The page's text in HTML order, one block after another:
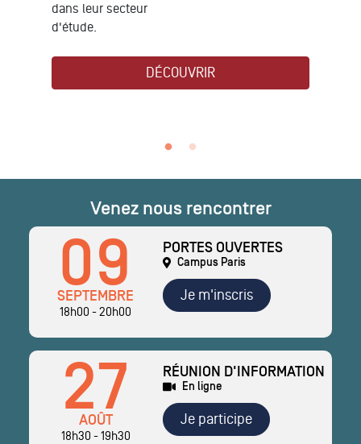
dans leur secteur
d'étude.
DÉCOUVRIR
Venez nous rencontrer
09
SEPTEMBRE
18h00 - 20h00
PORTES OUVERTES
Campus Paris
Je m'inscris
27
AOÛT
18h30 - 19h30
RÉUNION D'INFORMATION
En ligne
Je participe